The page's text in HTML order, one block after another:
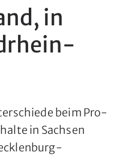
in
beim Pro-
in Sachsen